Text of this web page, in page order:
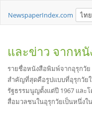
NewspaperIndex.com ไทย
และข่าว จากห
รายชื่อหนังสือพิมพ์จากอุรุกวั
สำคัญที่สุดคือรูปแบบที่อุรุกวัย
รัฐธรรมนูญตั้งแต่ปี 1967 และ
สื่อมวลชนในอุรุกวัยเป็นหนึ่งใ